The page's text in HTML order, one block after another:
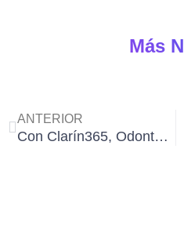
Más
ANTERIOR
Con Clarín365, Odonto Total se paga solo